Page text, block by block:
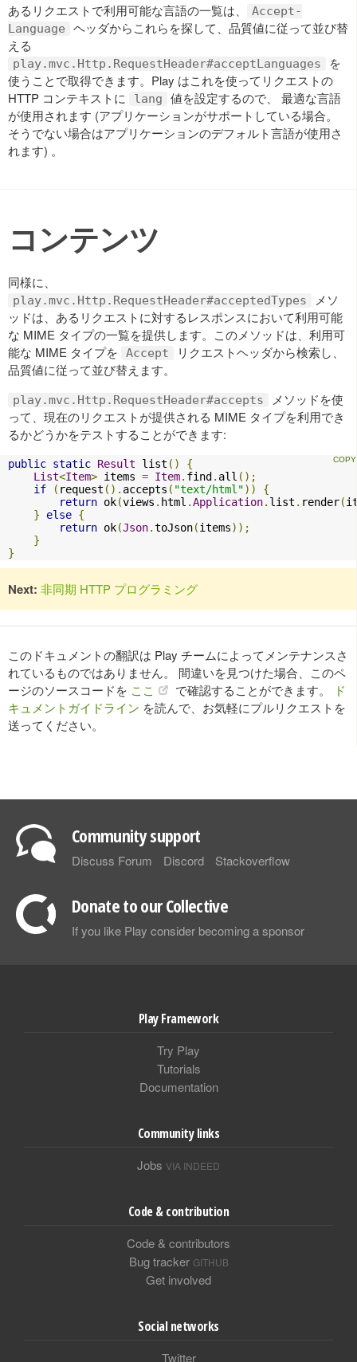
あるリクエストで利用可能な言語の一覧は、
Accept-
Language
ヘッダからこれらを探して、品質値に従って並び替
える
play.mvc.Http.RequestHeader#acceptLanguages
を
使うことで取得できます。Play はこれを使ってリクエストの
HTTP コンテキストに
lang
値を設定するので、 最適な言語
が使用されます (アプリケーションがサポートしている場合。
そうでない場合はアプリケーションのデフォルト言語が使用さ
れます) 。
コンテンツ
同様に、
play.mvc.Http.RequestHeader#acceptedTypes
メソ
ッドは、あるリクエストに対するレスポンスにおいて利用可能
な MIME タイプの一覧を提供します。このメソッドは、利用可
能な MIME タイプを
Accept
リクエストヘッダから検索し、
品質値に従って並び替えます。
play.mvc.Http.RequestHeader#accepts
メソッドを使
って、現在のリクエストが提供される MIME タイプを利用でき
るかどうかをテストすることができます:
public static Result list ()
{
List<Item> items = Item. find. all ();
if
( request (). accepts ( "text/html"))
{
return ok(views . html .Application. list . render(
}
else {
return ok(Json.toJson(items));
}
}
Next: 非同期 HTTP プログラミング
このドキュメントの翻訳は Play チームによってメンテナンスさ
れているものではありません。 間違いを見つけた場合、このペ
ージのソースコードを ここ で確認することができます。
ド
キュメントガイドライン を読んで、お気軽にプルリクエストを
送ってください。
Community support
Discuss Forum Discord Stackoverflow
Donate to our Collective
If you like Play consider becoming a sponsor
Play Framework
Try Play
Tutorials
Documentation
Community links
Jobs VIA INDEED
Code & contribution
Code & contributors
Bug tracker GITHUB
Get involved
Social networks
Twitter